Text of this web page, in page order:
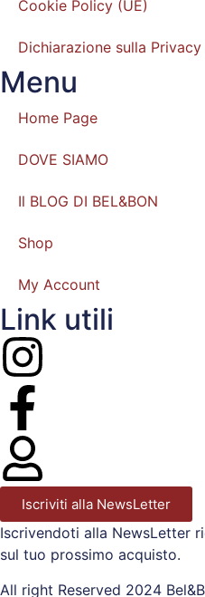
Cookie Policy (UE)
Dichiarazione sulla Privacy
Menu
Home Page
DOVE SIAMO
Il BLOG DI BEL&BON
Shop
My Account
Link utili
Iscriviti alla NewsLetter
Iscrivendoti alla NewsLetter
sul tuo prossimo acquisto.
All right Reserved 2024